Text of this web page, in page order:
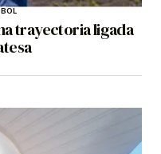
trayectoria ligada